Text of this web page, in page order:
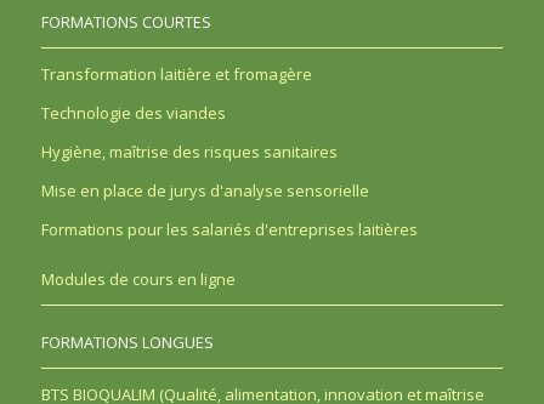
FORMATIONS COURTES
Transformation laitière et fromagère
Technologie des viandes
Hygiène, maîtrise des risques sanitaires
Mise en place de jurys d'analyse sensorielle
Formations pour les salariés d'entreprises laitières
Modules de cours en ligne
FORMATIONS LONGUES
BTS BIOQUALIM (Qualité, alimentation, innovation et maîtrise